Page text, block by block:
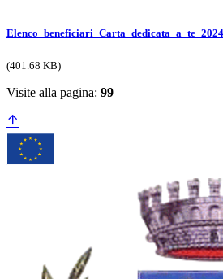
(401.68 KB)
Visite alla pagina: 99